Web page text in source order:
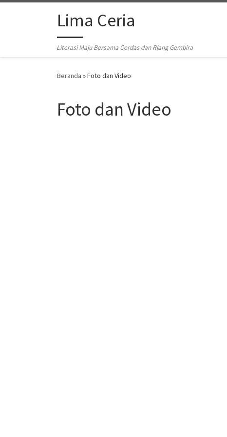
Skip to contentLima Ceria
Literasi Maju Bersama Cerdas dan Riang Gembira
Beranda »Foto dan Video
Foto dan Video